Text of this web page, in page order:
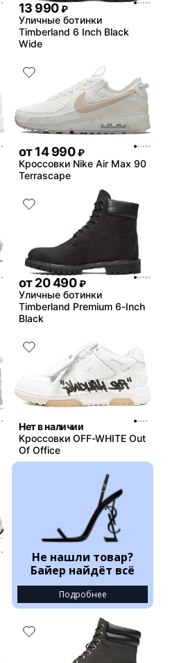
13 990 ₽
Уличные ботинки
Timberland 6 Inch Black
Wide
от14 990 ₽
Кроссовки Nike Air Max 90
Terrascape
от20 490 ₽
Уличные ботинки
Timberland Premium 6-Inch
Black
Нет в наличии
Кроссовки OFF-WHITE Out
Of Office
Не нашли товар?
Байер найдёт всё
Подробнее